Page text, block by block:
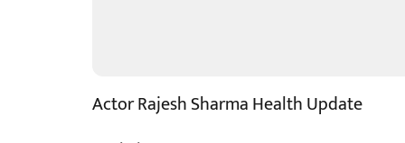
Actor Rajesh Sharma Health Update